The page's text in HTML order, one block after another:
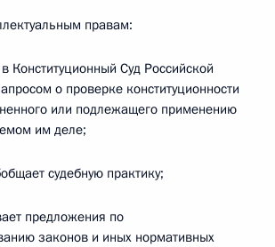
правам:
Конституционный Суд Российской
о проверке конституционности
или подлежащего применению
им деле;
судебную практику;
предложения по
законов и иных нормативных